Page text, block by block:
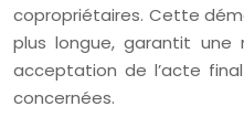
copropriétaires. Cette
plus longue, garantit une
acceptation de l’acte
concernées.